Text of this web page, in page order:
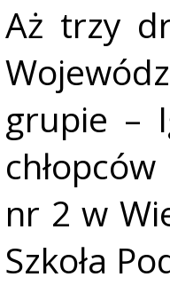
Aż trzy
grupie –
nr 2 w
Szkoła